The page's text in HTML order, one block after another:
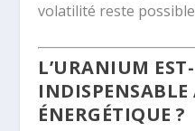
volatilité reste
L’URANIUM
ÉNERGÉTIQUE ?